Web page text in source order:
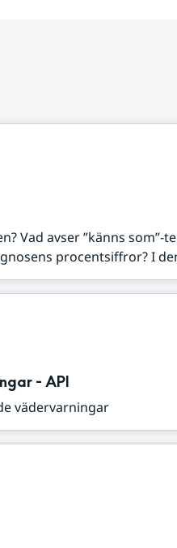
Vad avser ”känns som”-
procentsiffror? I
- API
vädervarningar